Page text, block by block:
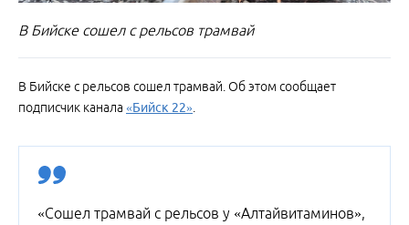
В Бийске сошел с рельсов трамвай
В Бийске с рельсов сошел трамвай. Об этом сообщает
подписчик канала «Бийск 22».
«Сошел трамвай с рельсов у «Алтайвитаминов»,